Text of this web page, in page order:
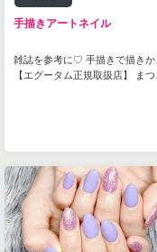
手描きアートネイル
雑誌を参考に♡ 手描きで描きか
【エグータム正規取扱店】 まつ